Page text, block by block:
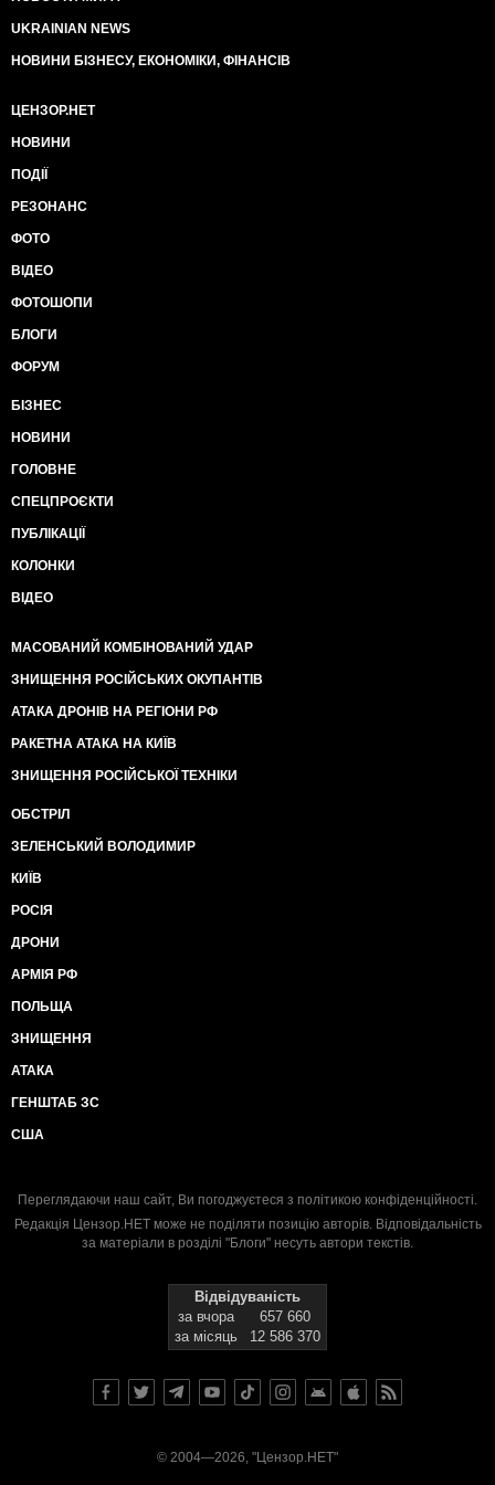
UKRAINIAN NEWS
НОВИНИ БІЗНЕСУ, ЕКОНОМІКИ, ФІНАНСІВ
ЦЕНЗОР.НЕТ
НОВИНИ
ПОДІЇ
РЕЗОНАНС
ФОТО
ВІДЕО
ФОТОШОПИ
БЛОГИ
ФОРУМ
БІЗНЕС
НОВИНИ
ГОЛОВНЕ
СПЕЦПРОЄКТИ
ПУБЛІКАЦІЇ
КОЛОНКИ
ВІДЕО
МАСОВАНИЙ КОМБІНОВАНИЙ УДАР
ЗНИЩЕННЯ РОСІЙСЬКИХ ОКУПАНТІВ
АТАКА ДРОНІВ НА РЕГІОНИ РФ
РАКЕТНА АТАКА НА КИЇВ
ЗНИЩЕННЯ РОСІЙСЬКОЇ ТЕХНІКИ
ОБСТРІЛ
ЗЕЛЕНСЬКИЙ ВОЛОДИМИР
КИЇВ
РОСІЯ
ДРОНИ
АРМІЯ РФ
ПОЛЬЩА
ЗНИЩЕННЯ
АТАКА
ГЕНШТАБ ЗС
США
Переглядаючи наш сайт, Ви погоджуєтеся з політикою конфіденційності.
Редакція Цензор.НЕТ може не поділяти позицію авторів. Відповідальність
за матеріали в розділі "Блоги" несуть автори текстів.
Відвідуваність
за вчора
657 660
за місяць
12 586 370
© 2004—2026, "Цензор.НЕТ"